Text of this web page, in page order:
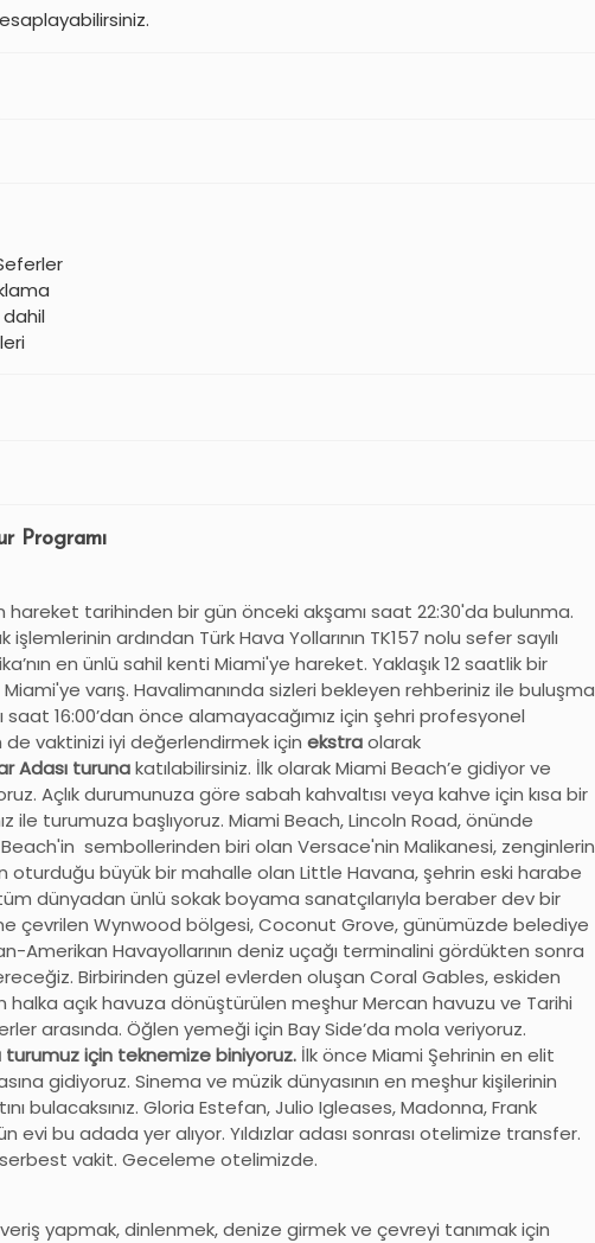
Programı
hareket tarihinden bir gün önceki akşamı saat 22:30'da bulunma.
ardından Türk Hava Yollarının TK157 nolu sefer sayılı
’nın en ünlü sahil kenti Miami'ye hareket. Yaklaşık 12 saatlik bir
varış. Havalimanında sizleri bekleyen rehberiniz ile buluşma
16:00’dan önce alamayacağımız için şehri profesyonel
vaktinizi iyi değerlendirmek için ekstraolarak
Adası turunakatılabilirsiniz. İlk olarak Miami Beach’e gidiyor ve
Açlık durumunuza göre sabah kahvaltısı veya kahve için kısa bir
ile turumuza başlıyoruz. Miami Beach, Lincoln Road, önünde
sembollerinden biri olan Versace'nin Malikanesi, zenginlerin
oturduğu büyük bir mahalle olan Little Havana, şehrin eski harabe
dünyadan ünlü sokak boyama sanatçılarıyla beraber dev bir
çevrilen Wynwood bölgesi, Coconut Grove, günümüzde belediye
Amerikan Havayollarının deniz uçağı terminalini gördükten sonra
Birbirinden güzel evlerden oluşan Coral Gables, eskiden
açık havuza dönüştürülen meşhur Mercan havuzu ve Tarihi
arasında. Öğlen yemeği için Bay Side’da mola veriyoruz.
turumuz için teknemize biniyoruz. İlk önce Miami Şehrinin en elit
gidiyoruz. Sinema ve müzik dünyasının en meşhur kişilerinin
bulacaksınız. Gloria Estefan, Julio Igleases, Madonna, Frank
evi bu adada yer alıyor. Yıldızlar adası sonrası otelimize transfer.
serbest vakit. Geceleme otelimizde.
yapmak, dinlenmek, denize girmek ve çevreyi tanımak için